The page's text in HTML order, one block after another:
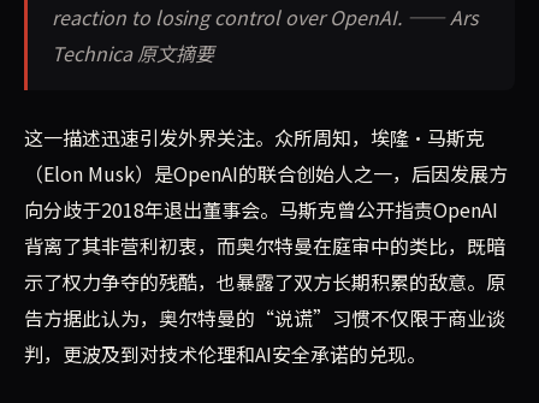
reaction to losing control over OpenAI. —— Ars
Technica 原文摘要
这一描述迅速引发外界关注。众所周知，埃隆·马斯克
（Elon Musk）是OpenAI的联合创始人之一，后因发展方
向分歧于2018年退出董事会。马斯克曾公开指责OpenAI
背离了其非营利初衷，而奥尔特曼在庭审中的类比，既暗
示了权力争夺的残酷，也暴露了双方长期积累的敌意。原
告方据此认为，奥尔特曼的“说谎”习惯不仅限于商业谈
判，更波及到对技术伦理和AI安全承诺的兑现。